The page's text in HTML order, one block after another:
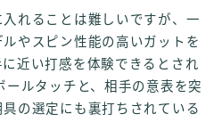
れることは難しいですが、一
やスピン性能の高いガットを
近い打感を体験できるとされ
ールタッチと、相手の意表を突
の選定にも裏打ちされている